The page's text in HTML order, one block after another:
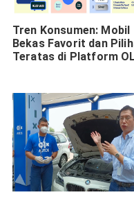
Tren Konsumen: Mobil
Bekas Favorit dan
Teratas di Platform